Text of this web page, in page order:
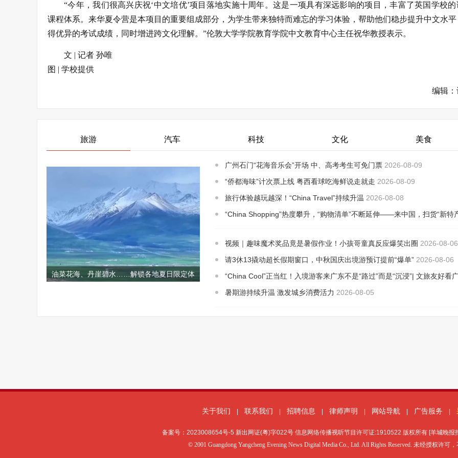
“今年，我们很高兴庆祝‘中文培优’项目落地实施十周年。这是一项具有深远影响的项目，丰富了英国学校的
课程体系。来华夏令营是本项目的重要组成部分，为学生带来独特而难忘的学习体验，帮助他们稳步提升中文水平
得优异的考试成绩，同时增进跨文化理解。”伦敦大学学院教育学院中文教育中心主任祝华教授表示。
文 | 记者 孙唯
图 | 学校提供
编辑：
关于我们 | 联系我们 | 招聘信息 | 律师声明 | 网站导航 | 广告服务 |
备案号： 2023008654号-5 新出网证(粤)字022号 信息网络传播视听节目许可证:1910522 版权所有 [羊城晚报
© 2001 Guangdong Yangcheng Evening News Digital Media Co., Ltd. All Rights Reserved. 未经授权许可